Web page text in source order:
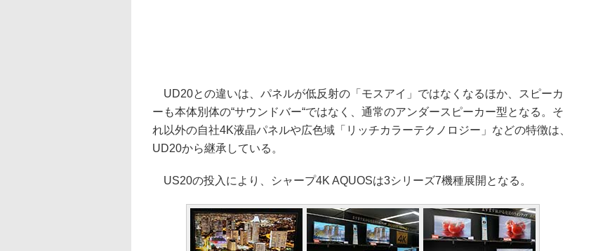
UD20との違いは、パネルが低反射の「モスアイ」ではなくなるほか、スピーカ
ーも本体別体の“サウンドバー“ではなく、通常のアンダースピーカー型となる。そ
れ以外の自社4K液晶パネルや広色域「リッチカラーテクノロジー」などの特徴は、
UD20から継承している。
US20の投入により、シャープ4K AQUOSは3シリーズ7機種展開となる。